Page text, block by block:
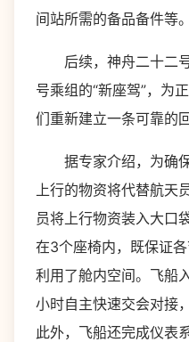
间站所需的备品备件等。
后续，神舟二十二号
号乘组的“新座驾”，为
们重新建立一条可靠的
据专家介绍，为确保
上行的物资将代替航天
员将上行物资装入大口
在3个座椅内，既保证
利用了舱内空间。飞船
小时自主快速交会对接
此外，飞船还完成仪表